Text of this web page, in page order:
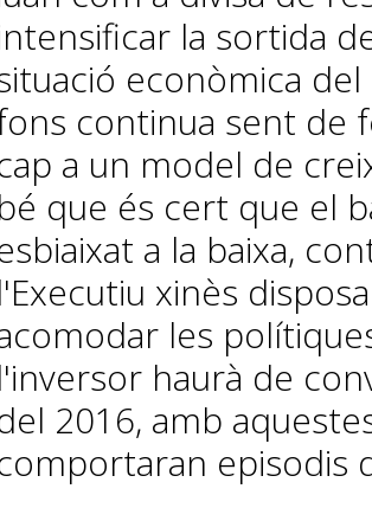
la sortida
econòmica
continua sent de
a un model de
bé que és cert que el
a la baixa,
l'Executiu xinès
les
l'inversor haurà de
2016, amb
episodis